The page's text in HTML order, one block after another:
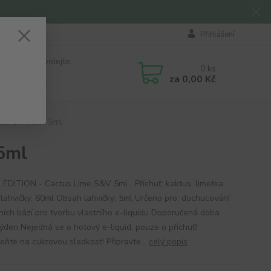
Přihlášení
si rady? Zavolejte.
0 ks
za 0,00 Kč
Lime S&V 5ml
EDITION - Cactus Lime S&V 5ml Příchuť: kaktus, limetka
60ml Obsah lahvičky: 5ml Určeno pro: dochucování
bází pro tvorbu vlastního e-liquidu Doporučená doba
Nejedná se o hotový e-liquid, pouze o příchuť!
na cukrovou sladkost! Připravte... celý popis